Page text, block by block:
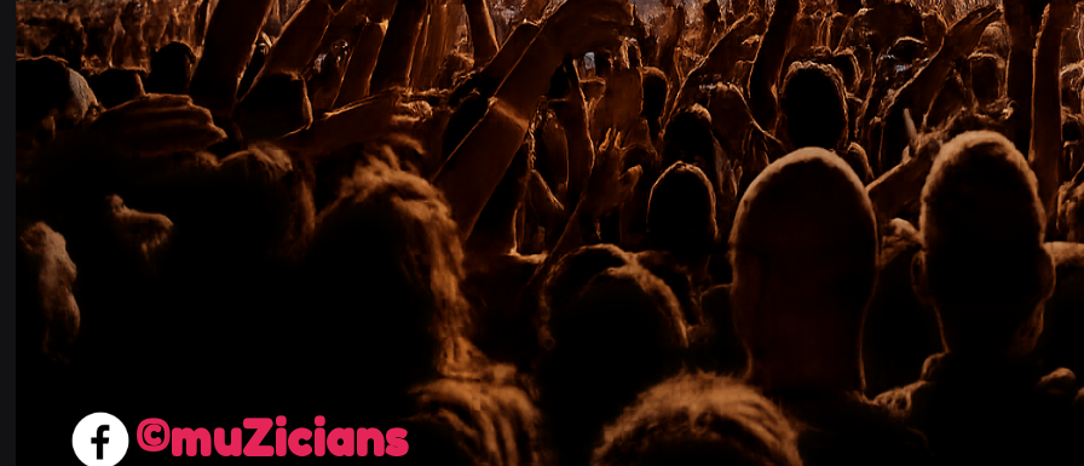
muZicians©